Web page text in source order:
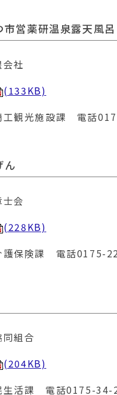
営薬研温泉露天風呂
社
(133KB)
工観光施設課 電話
ん
会
(228KB)
護保険課 電話0175-
組合
(204KB)
生活課 電話0175-34-